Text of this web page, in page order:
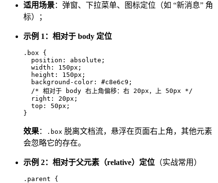
适用场景：弹窗、下拉菜单、图标定位（如 “新消息” 角
标）；
示例 1：相对于 body 定位
.box {
position : absolute;
width : 150px ;
height : 150px ;
background-color : #c8e6c9 ;
/* 相对于 body 右上角偏移：右 20px，上 50px */
right : 20px ;
top : 50px ;
}
效果： .box 脱离文档流，悬浮在页面右上角，其他元素
会忽略它的存在。
示例 2：相对于父元素（relative）定位 （实战常用）
.parent {